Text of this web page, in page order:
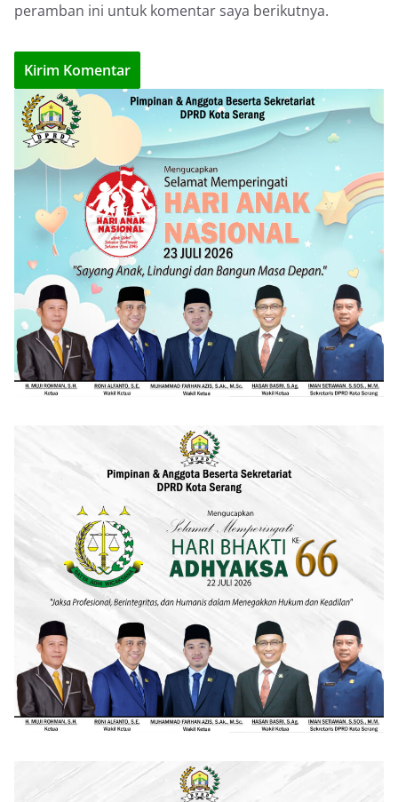
peramban ini untuk komentar saya berikutnya.